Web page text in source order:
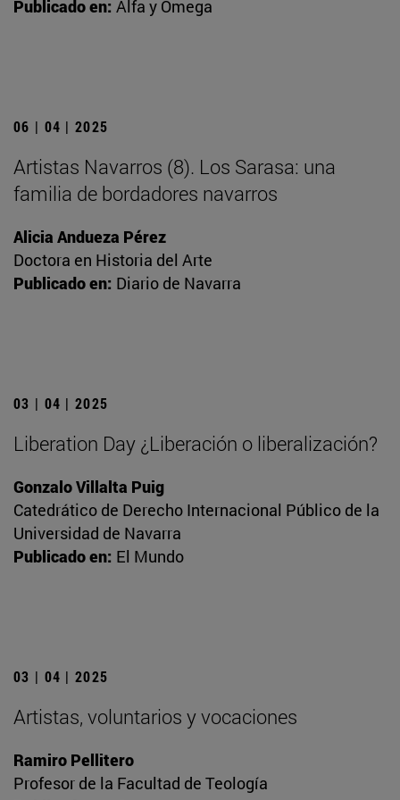
Publicado en: Alfa y Omega
06 | 04 | 2025
Artistas Navarros (8). Los Sarasa: una
familia de bordadores navarros
Alicia Andueza Pérez
Doctora en Historia del Arte
Publicado en: Diario de Navarra
03 | 04 | 2025
Liberation Day ¿Liberación o liberalización?
Gonzalo Villalta Puig
Catedrático de Derecho Internacional Público de la
Universidad de Navarra
Publicado en: El Mundo
03 | 04 | 2025
Artistas, voluntarios y vocaciones
Ramiro Pellitero
Profesor de la Facultad de Teología